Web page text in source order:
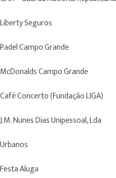
Liberty Seguros
Padel Campo Grande
McDonalds Campo Grande
Café Concerto (Fundação LIGA)
J.M. Nunes Dias Unipessoal, Lda
Urbanos
Festa Aluga